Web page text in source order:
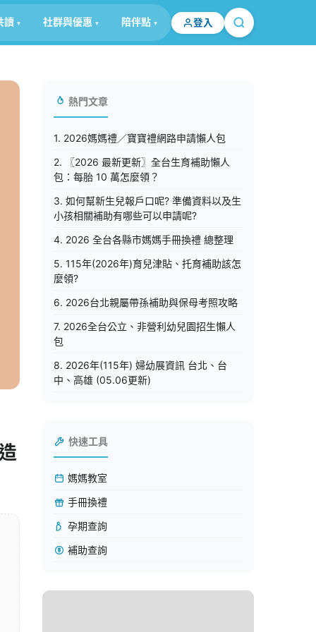
讀 社群與優惠 陪伴點 登入
熱門文章
1. 2026媽媽禮／寶寶禮網路申請懶人包
2. 〖2026 最新更新〗全台生育補助懶人
包：每胎 10 萬怎麼領？
3. 如何幫新生兒報戶口呢? 準備資料以及生
小孩相關補助有哪些可以申請呢?
4. 2026 全台各縣市媽媽手冊換禮 總整理
5. 115年(2026年)育兒津貼、托育補助該怎
麼領?
6. 2026台北親屬帶孫補助與保母考照攻略
7. 2026全台公立、非營利幼兒園招生懶人
包
8. 2026年(115年) 婦幼展資訊 台北、台
中、高雄 (05.06更新)
快速工具
媽媽教室
手冊換禮
孕期查詢
補助查詢